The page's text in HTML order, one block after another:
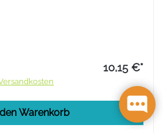
Indikation.
10,15 €*
Warenkorb